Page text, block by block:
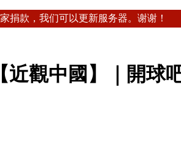
捐款，我们可以更新服务器。谢谢！
近觀中國】｜開